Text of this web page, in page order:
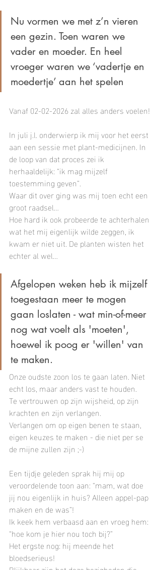
Nu vormen we met z’n vieren
een gezin. Toen waren we
vader en moeder. En heel
vroeger waren we ‘vadertje en
moedertje’ aan het spelen
Vanaf 02-02-2026 zal alles anders voelen!
In juli j.l. onderwierp ik mij voor het eerst
aan een sessie met plant-medicijnen. In
de loop van dat proces zei ik
herhaaldelijk: “ik mag mijzelf
toestemming geven”.
Waar dit over ging was mij toen echt een
groot raadsel…
Hoe hard ik ook probeerde te achterhalen
wat het mij eigenlijk wilde zeggen, ik
kwam er niet uit. De planten wisten het
echter al wel…
Afgelopen weken heb ik mijzelf
toegestaan meer te mogen
gaan loslaten - wat min-of-meer
nog wat voelt als 'moeten',
hoewel ik poog er 'willen' van
te maken.
Onze oudste zoon los te gaan laten. Niet
echt los, maar anders vast te houden.
Te vertrouwen op zijn wijsheid, op zijn
krachten en zijn verlangen.
Verlangen om op eigen benen te staan,
eigen keuzes te maken - die niet per se
de mijne zullen zijn ;-)
Een tijdje geleden sprak hij mij op
veroordelende toon aan: “mam, wat doe
jij nou eigenlijk in huis? Alleen appel-pap
maken en de was”!
Ik keek hem verbaasd aan en vroeg hem:
“hoe kom je hier nou toch bij?”
Het ergste nog: hij meende het
bloedserieus!